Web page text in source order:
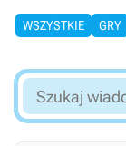
WSZYSTKIE GRY
Szukaj
wiadomości...